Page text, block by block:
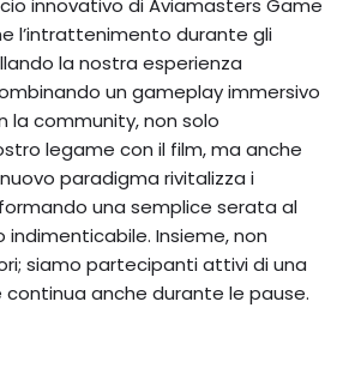
innovativo di Aviamasters Game
l’intrattenimento durante gli
la nostra esperienza
un gameplay immersivo
la community, non solo
legame con il film, ma anche
paradigma rivitalizza i
una semplice serata al
Insieme, non
siamo partecipanti attivi di una
anche durante le pause.